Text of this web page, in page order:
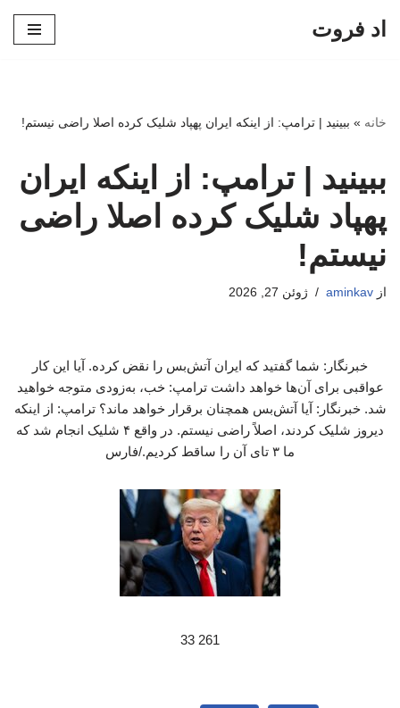
اد فروت
خانه » ببینید | ترامپ: از اینکه ایران پهپاد شلیک کرده اصلا راضی نیستم!
ببینید | ترامپ: از اینکه ایران
پهپاد شلیک کرده اصلا راضی
نیستم!
از aminkav ژوئن 27, 2026
خبرنگار: شما گفتید که ایران آتش‌بس را نقض کرده. آیا این کار
عواقبی برای آن‌ها خواهد داشت ترامپ: خب، به‌زودی متوجه خواهید
شد. خبرنگار: آیا آتش‌بس همچنان برقرار خواهد ماند؟ ترامپ: از اینکه
دیروز شلیک کردند، اصلاً راضی نیستم. در واقع ۴ شلیک انجام شد که
ما ۳ تای آن‌ را ساقط کردیم./فارس
261 33